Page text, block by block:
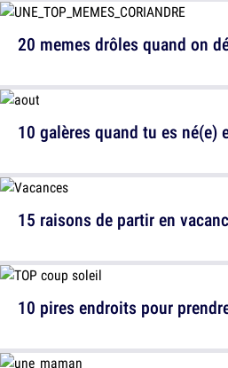
10 galères quand tu es né(e)
10 pires endroits pour
20 memes drôles quand on
15 raisons de partir en